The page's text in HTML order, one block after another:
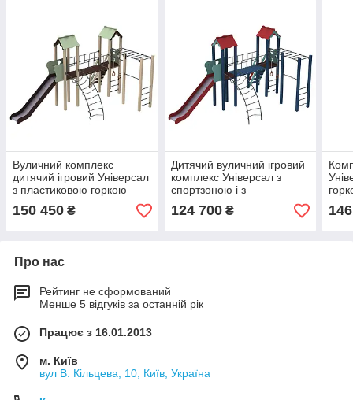
Вуличний комплекс
дитячий ігровий Універсал
з пластиковою горкою
150 450 ₴
Дитячий вуличний ігровий
комплекс Універсал з
спортзоною і з
пластиковою горкою 90см
124 700₴
Про нас
Рейтинг не сформований
Менше 5 відгуків за останній рік
Працює з 16.01.2013
м. Київ
вул В. Кільцева, 10, Київ, Україна